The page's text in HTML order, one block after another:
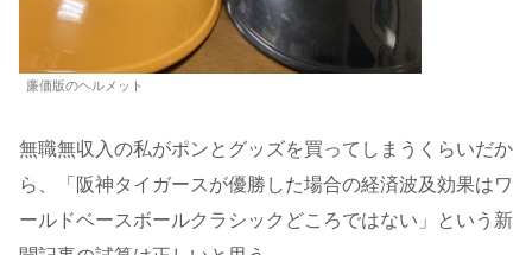
廉価版のヘルメット
無職無収入の私がポンとグッズを買ってしまうくらいだか
ら、「阪神タイガースが優勝した場合の経済波及効果はワ
ールドベースボールクラシックどころではない」という新